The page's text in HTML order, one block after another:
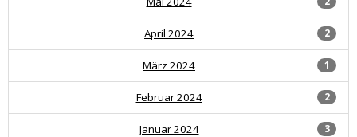
2
April 2024
1
März 2024
2
Februar 2024
3
Januar 2024